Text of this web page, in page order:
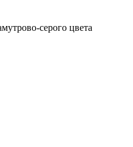
серого цвета